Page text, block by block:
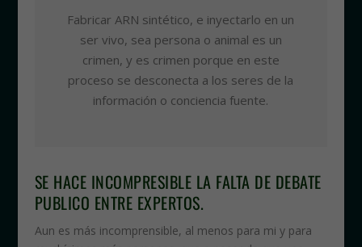
Fabricar ARN sintético, e inyectarlo en un
ser vivo, sea persona o animal es un
crimen, y es crimen porque en este
proceso se desconecta a los seres de la
información o conciencia fuente.
SE HACE INCOMPRESIBLE LA FALTA DE DEBATE
PUBLICO ENTRE EXPERTOS.
Aun es más incomprensible, al menos para mi y para